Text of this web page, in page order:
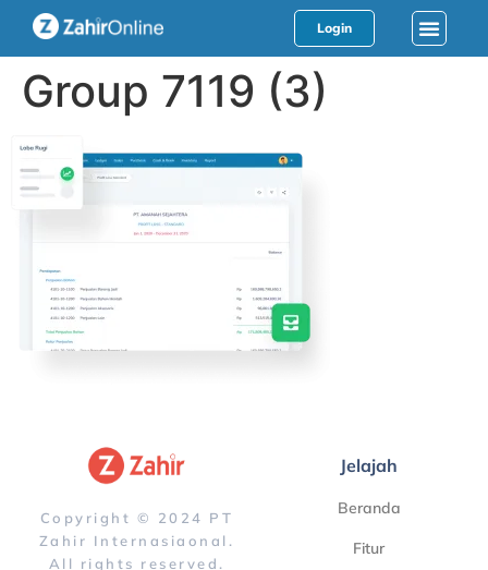
Login
Group 7119 (3)
Copyright © 2024 PT
Zahir Internasiaonal.
All rights reserved.
Jelajah
Beranda
Fitur